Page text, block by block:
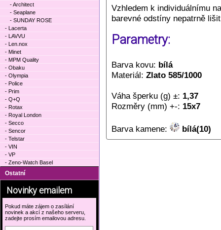
Vzhledem k individuálnímu
barevné odstíny nepatrně
Parametry:
Barva kovu: bílá
Materiál: Zlato 585/1000
Váha šperku (g) ±: 1,37
Rozměry (mm) +-: 15x7
Barva kamene: bílá(10)
- Architect
- Seaplane
- SUNDAY ROSE
- Lacerta
- LAVVU
- Len.nox
- Minet
- MPM Quality
- Obaku
- Olympia
- Police
- Prim
- Q+Q
- Rotax
- Royal London
- Secco
- Sencor
- Telstar
- VIN
- VP
- Zeno-Watch Basel
Ostatní
Novinky emailem
Pokud máte zájem o zasílání
novinek a akcí z našeho serveru,
zadejte prosím emailovou adresu.